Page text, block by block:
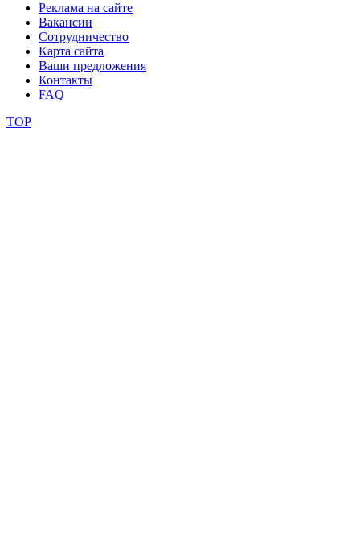
Реклама на сайте
Вакансии
Сотрудничество
Карта сайта
Ваши предложения
Контакты
FAQ
TOP